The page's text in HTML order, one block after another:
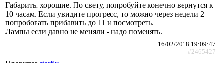
Габариты хорошие. По свету, попробуйте конечно вернутся к
10 часам. Если увидите прогресс, то можно через недели 2
попробовать прибавить до 11 и посмотреть.
Лампы если давно не меняли - надо поменять.
16/02/2018 19:09:47
#2465427